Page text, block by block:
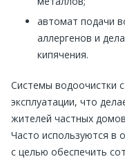
автомат подачи
аллергенов и
кипячения.
Системы водоочистки
эксплуатации, что
жителей частных
Часто используются в
с целью обеспечить